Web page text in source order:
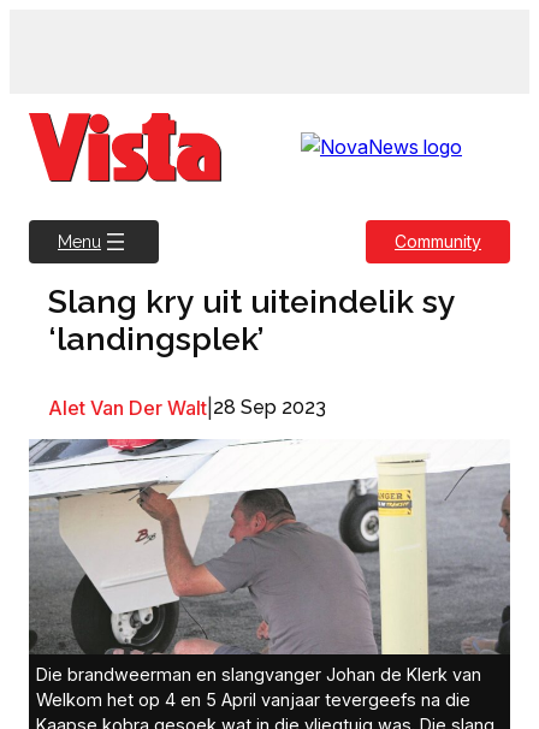
Menu Community
Slang kry uit uiteindelik sy
‘landingsplek’
Alet Van Der Walt 28 Sep 2023
Die brandweerman en slangvanger Johan de Klerk van
Welkom het op 4 en 5 April vanjaar tevergeefs na die
Kaapse kobra gesoek wat in die vliegtuig was. Die slang